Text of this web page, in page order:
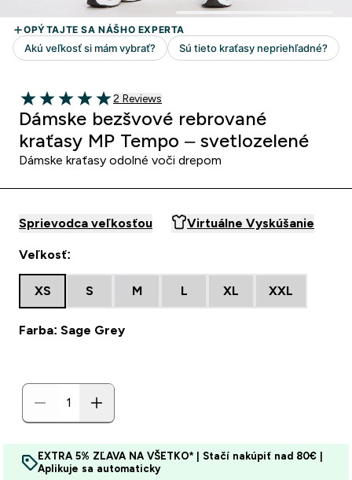
5 out of 5 stars
2 customer reviews
2 Reviews
Dámske bezšvové rebrované
kraťasy MP Tempo – svetlozelené
Dámske kraťasy odolné voči drepom
Sprievodca veľkosťou Virtuálne Vyskúšanie
Veľkosť:
XS S M L XL XXL
Farba: Sage Grey
EXTRA 5% ZĽAVA NA VŠETKO* | Stačí nakúpiť nad 80€ |
Aplikuje sa automaticky